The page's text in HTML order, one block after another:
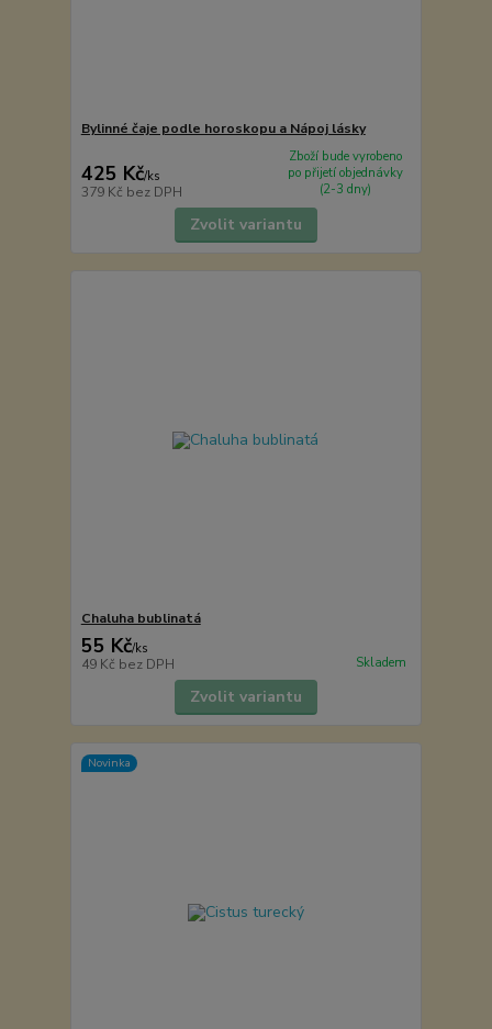
Bylinné čaje podle horoskopu a Nápoj lásky
425 Kč/ks
379 Kč bez DPH
Zboží bude vyrobeno
po přijetí objednávky
(2-3 dny)
Zvolit variantu
Chaluha bublinatá
55 Kč/ks
49 Kč bez DPH Skladem
Zvolit variantu
Novinka